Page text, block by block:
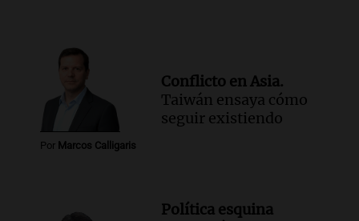
Por Marcos Calligaris
Conflicto en Asia.
Taiwán ensaya cómo
seguir existiendo
Política esquina